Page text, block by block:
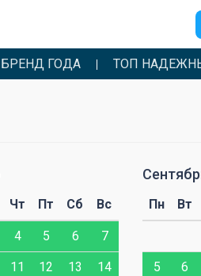
БРЕНД ГОДА ТОП
Чт Пт Сб Вс
4 5 6 7
11 12 13 14
Пн Вт
5 6